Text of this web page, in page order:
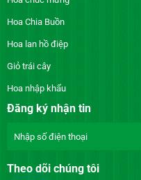
Hoa Chia Buồn
Hoa lan hồ điệp
Giỏ trái cây
Hoa nhập khẩu
Đăng ký nhận tin
Theo dõi chúng tôi